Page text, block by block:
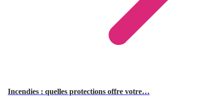
Incendies : quelles protections offre votre…